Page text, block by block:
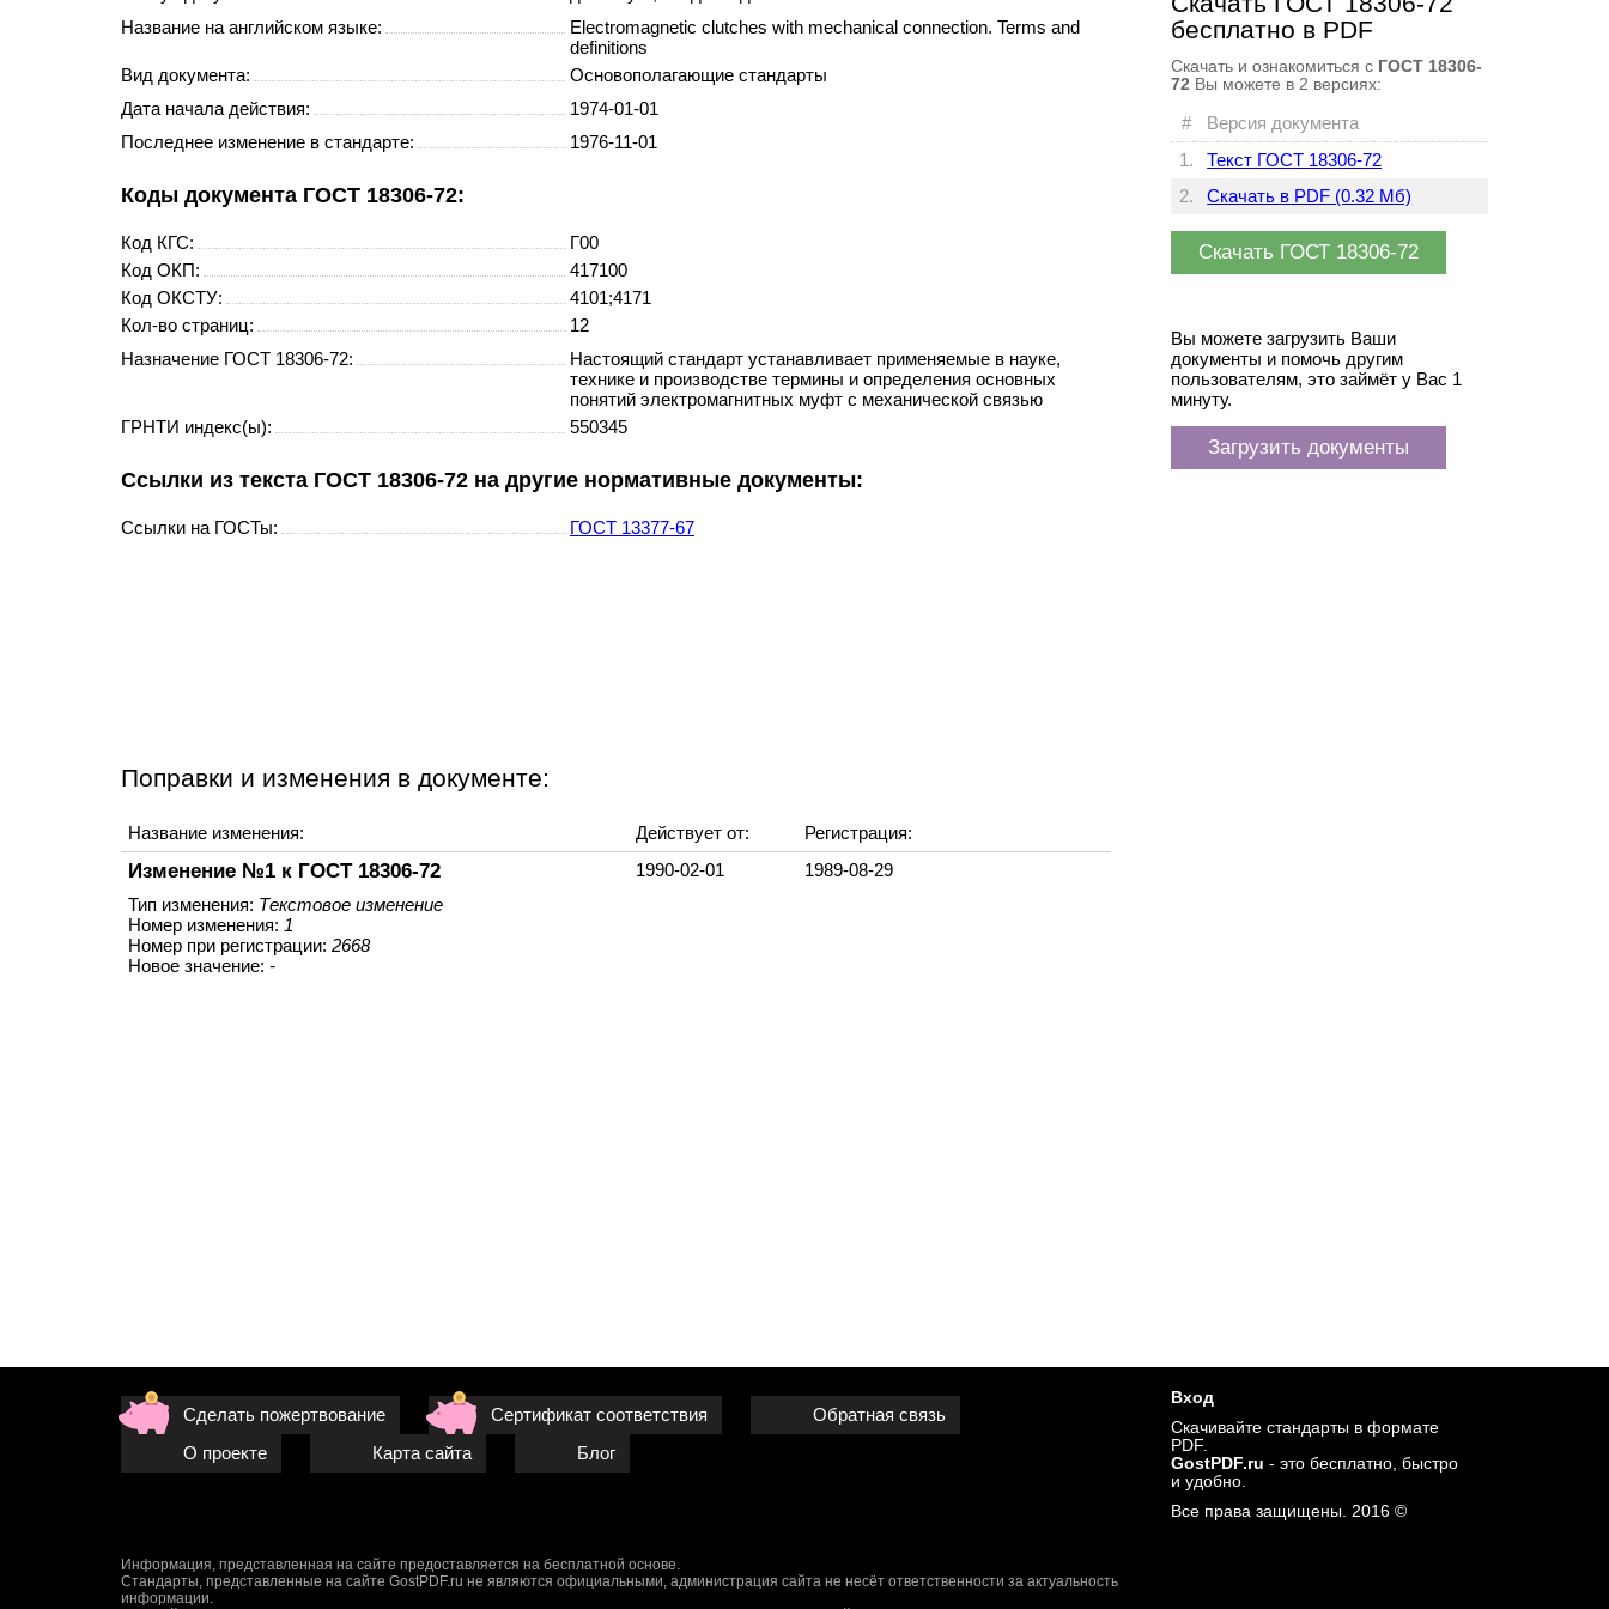
Название на английском языке:
Electromagnetic clutches with mechanical connection. Terms and
definitions
Вид документа:
Основополагающие стандарты
Дата начала действия:
1974-01-01
Последнее изменение в стандарте:
1976-11-01
Коды документа ГОСТ 18306-72:
Код КГС:
Г00
Код ОКП:
417100
Код ОКСТУ:
4101;4171
Кол-во страниц:
12
Назначение ГОСТ 18306-72:
Настоящий стандарт устанавливает применяемые в науке,
технике и производстве термины и определения основных
понятий электромагнитных муфт с механической связью
ГРНТИ индекс(ы):
550345
Cсылки из текста ГОСТ 18306-72 на другие нормативные документы:
Ссылки на ГОСТы: ГОСТ 13377-67
Поправки и изменения в документе:
Название изменения: Действует от: Регистрация:
Изменение №1 к ГОСТ 18306-72
Тип изменения: Текстовое изменение
Номер изменения: 1
Номер при регистрации: 2668
Новое значение: -
1990-02-01 1989-08-29
бесплатно в PDF
Скачать и ознакомиться с ГОСТ 18306-
72Вы можете в 2 версиях:
#
Версия документа
1.
Текст ГОСТ 18306-72
2.
Скачать в PDF (0.32 Мб)
Скачать ГОСТ 18306-72
Вы можете загрузить Ваши
документы и помочь другим
пользователям, это займёт у Вас 1
минуту.
Загрузить документы
Сделать пожертвование Сертификат соответствия
Обратная связь
О проекте
Карта сайта Блог
Вход
Cкачивайте стандарты в формате
PDF.
GostPDF.ru - это бесплатно, быстро
и удобно.
Все права защищены. 2016 ©
Информация, представленная на сайте предоставляется на бесплатной основе.
Стандарты, представленные на сайте GostPDF.ru не являются официальными, администрация сайта не несёт ответственности за актуальность
информации.